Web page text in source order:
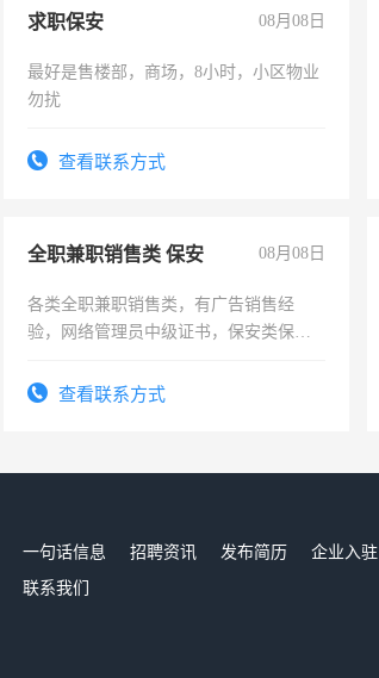
求职保安 08月08日
最好是售楼部，商场，8小时，小区物业
勿扰
查看联系方式
全职兼职销售类 保安 08月08日
各类全职兼职销售类，有广告销售经
验，网络管理员中级证书，保安类保安
有高低压电工证和十几年工作经验
查看联系方式
一句话信息 招聘资讯 发布简历 企业入驻
联系我们